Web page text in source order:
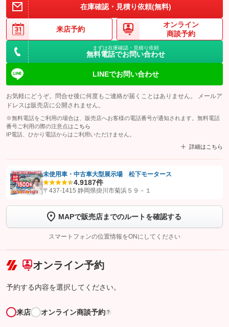
在庫確認・見積り依頼(無料)
来店予約
オンライン
商談予約
まずは在庫確認・見積り依頼
無料電話でお問い合わせ
LINEでお問い合わせ
お気軽にどうぞ。問合せ後に何度もご連絡が届くことはありません。 メールア
ドレスは販売店に公開されません。
※無料電話をご利用の場合は、販売店へお客様の電話番号が通知されます。無料電話
番号ご利用の際の注意点は こちら
IP電話、ひかり電話からはご利用いただけません。
詳細はこちら
【STEP1】認証画面でグーネットを友だち追加してから「許可する」ボタンを押
トーク画面で
ボタンをタップして問い合わせを
完了してください。
こちら
未使用車・中古車大型展示場 松下モータース
4.9187件
〒437-1415 静岡県掛川市菊浜５９－１
MAPで販売店までのルートを確認する
スマートフォンの位置情報をONにしてください
オンライン予約
予約する内容を選択してください。
来店 オンライン商談予約 ?